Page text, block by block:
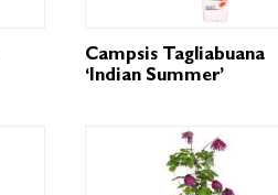
Campsis Tagliabuana
‘Indian Summer’